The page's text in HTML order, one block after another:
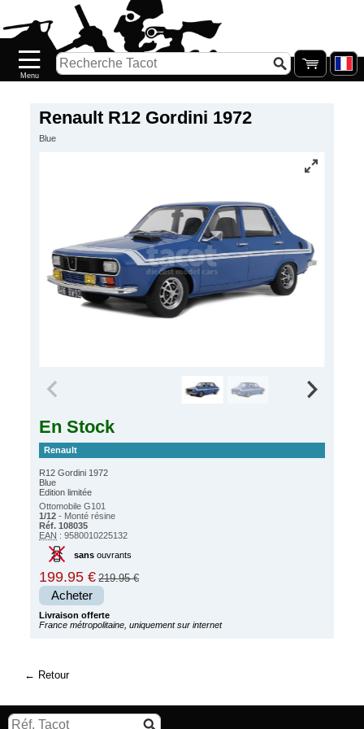
Renault R12 Gordini 1972
Blue
En Stock
Renault
R12 Gordini 1972
Blue
Edition limitée
Ottomobile G101
1/12 - Monté résine
Réf. 108035
EAN : 9580010225132
sansouvrants
199.95 € 219.95 €
Acheter
Livraison offerte
France métropolitaine, uniquement sur internet
Retour
Nouveautés
Catalogue/Stock
Galerie